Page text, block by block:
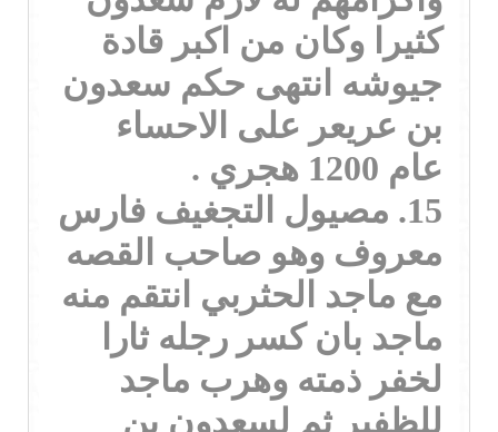
كثيرا وكان من اكبر قادة
جيوشه انتهى حكم سعدون
بن عريعر على الاحساء
عام 1200 هجري .
15. مصيول التجغيف فارس
معروف وهو صاحب القصه
مع ماجد الحثربي انتقم منه
ماجد بان كسر رجله ثارا
لخفر ذمته وهرب ماجد
للظفير ثم لسعدون بن